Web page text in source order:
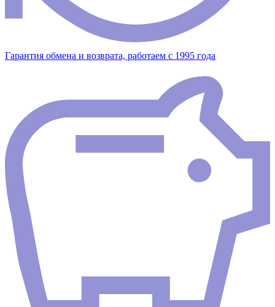
Гарантия обмена и возврата, работаем с 1995 года